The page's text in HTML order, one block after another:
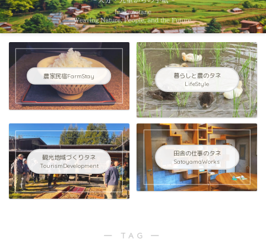
農家民宿FarmStay
暮らしと農のタネ
LifeStyle
観光地域づくりタネ
TourismDevelopment
田舎の仕事のタネ
SatoyamaWorks
― TAG ―